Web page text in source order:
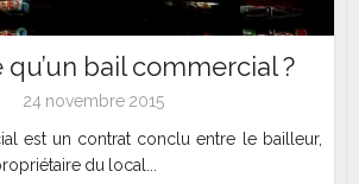
qu’un bail commercial ?
24 novembre 2015
est un contrat conclu entre le bailleur,
du local...